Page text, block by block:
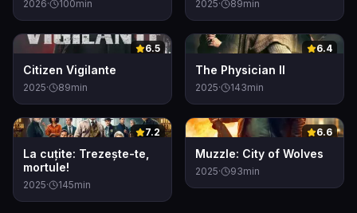
2026· 100min 2025· 89min
0 6.5
Citizen Vigilante
2025· 89min
6.4
The Physician II
2025· 143min
0 7.2
La cuțite: Trezește-te,
mortule!
2025· 145min
0 6.6
Muzzle: City of Wolves
2025· 93min